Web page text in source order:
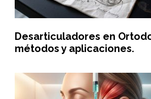
Desarticuladores en
métodos y aplicaciones.